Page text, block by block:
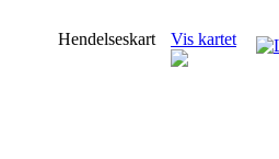
Hendelseskart Vis kartet